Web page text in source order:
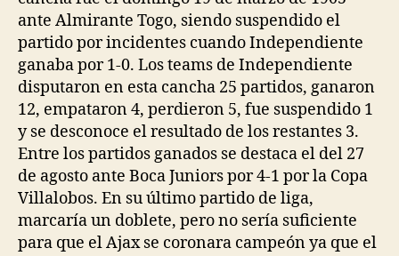
ante Almirante Togo, siendo suspendido el
partido por incidentes cuando Independiente
ganaba por 1-0. Los teams de Independiente
disputaron en esta cancha 25 partidos, ganaron
12, empataron 4, perdieron 5, fue suspendido 1
y se desconoce el resultado de los restantes 3.
Entre los partidos ganados se destaca el del 27
de agosto ante Boca Juniors por 4-1 por la Copa
Villalobos. En su último partido de liga,
marcaría un doblete, pero no sería suficiente
para que el Ajax se coronara campeón ya que el